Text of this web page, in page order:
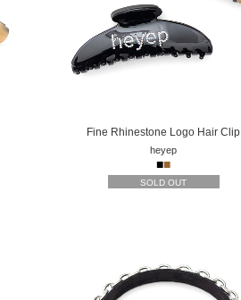
Fine Rhinestone Logo Hair Clip
heyep
■■
SOLD OUT